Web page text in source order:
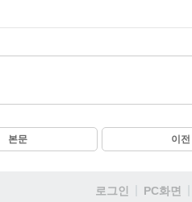
본문 이전
로그인 PC화면